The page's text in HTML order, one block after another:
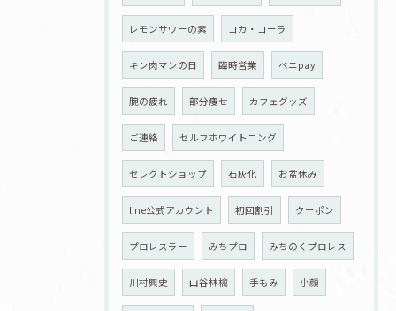
レモンサワーの素 コカ・コーラ
キン肉マンの日 臨時営業 ベニpay
腕の疲れ 部分痩せ カフェグッズ
ご連絡 セルフホワイトニング
セレクトショップ 石灰化 お盆休み
line公式アカウント 初回割引 クーポン
プロレスラー みちプロ みちのくプロレス
川村興史 山谷林檎 手もみ 小顔